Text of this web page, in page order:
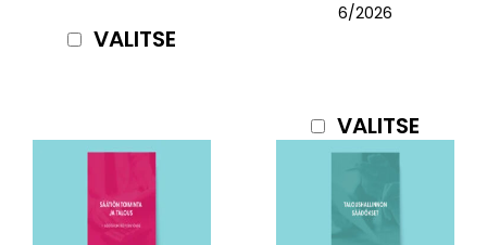
VALITSE
6/2026
VALITSE